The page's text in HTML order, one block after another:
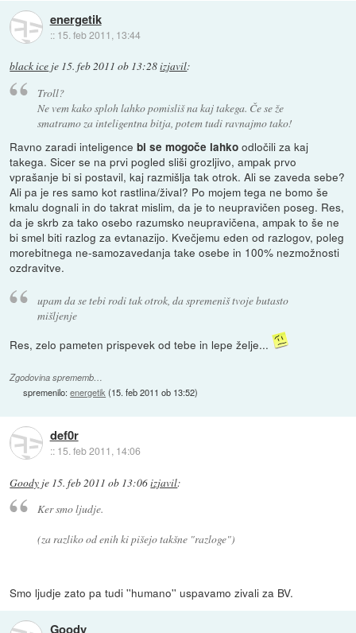
energetik
:: 15. feb 2011, 13:44
black ice je 15. feb 2011 ob 13:28izjavil:
Troll?
Ne vem kako sploh lahko pomisliš na kaj takega. Če se že
smatramo za inteligentna bitja, potem tudi ravnajmo tako!
Ravno zaradi inteligencebi se mogoče lahko odločili za kaj
takega. Sicer se na prvi pogled sliši grozljivo, ampak prvo
vprašanje bi si postavil, kaj razmišlja tak otrok. Ali se zaveda sebe?
Ali pa je res samo kot rastlina/žival? Po mojem tega ne bomo še
kmalu dognali in do takrat mislim, da je to neupravičen poseg. Res,
da je skrb za tako osebo razumsko neupravičena, ampak to še ne
bi smel biti razlog za evtanazijo. Kvečjemu eden od razlogov, poleg
morebitnega ne-samozavedanja take osebe in 100% nezmožnosti
ozdravitve.
upam da se tebi rodi tak otrok, da spremeniš tvoje butasto
mišljenje
Res, zelo pameten prispevek od tebe in lepe želje...
Zgodovina sprememb…
spremenilo:energetik (15. feb 2011 ob 13:52)
def0r
:: 15. feb 2011, 14:06
Goody je 15. feb 2011 ob 13:06izjavil:
Ker smo ljudje.
(za razliko od enih ki pišejo takšne "razloge")
Smo ljudje zato pa tudi ''humano'' uspavamo zivali za BV.
Goody